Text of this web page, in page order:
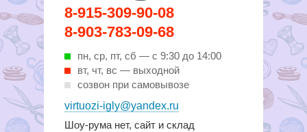
8-915-309-90-08
8-903-783-09-68
пн, ср, пт, cб — с 9:30 до 14:00
вт, чт, вс — выходной
созвон при самовывозе
virtuozi-igly@yandex.ru
Шоу-рума нет, сайт и склад
Вирутозы иглы. Товары для
шитья и рукоделья